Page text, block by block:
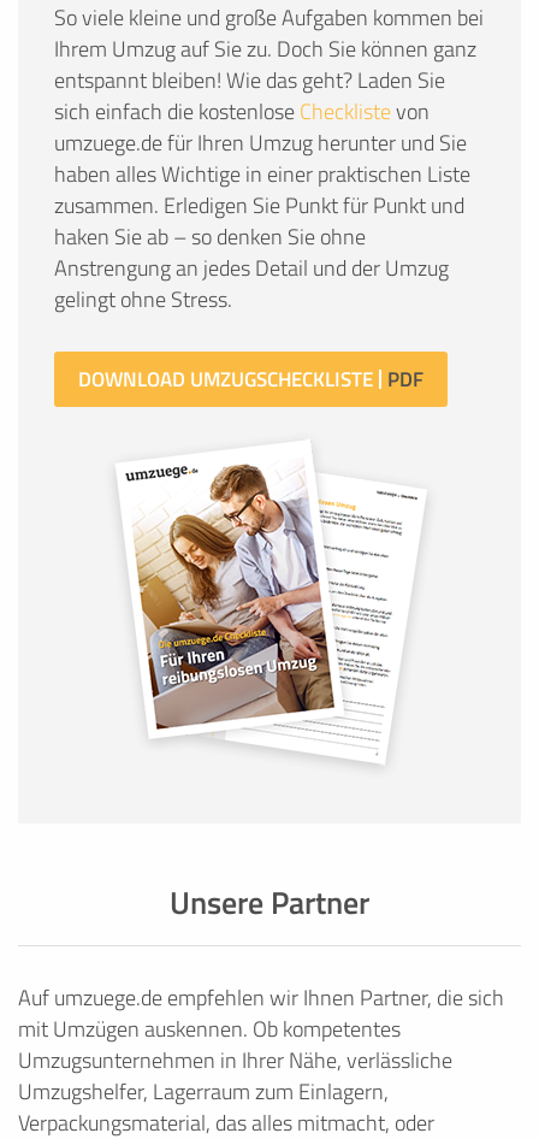
So viele kleine und große Aufgaben kommen bei
Ihrem Umzug auf Sie zu. Doch Sie können ganz
entspannt bleiben! Wie das geht? Laden Sie
sich einfach die kostenloseChecklistevon
umzuege.de für Ihren Umzug herunter und Sie
haben alles Wichtige in einer praktischen Liste
zusammen. Erledigen Sie Punkt für Punkt und
haken Sie ab – so denken Sie ohne
Anstrengung an jedes Detail und der Umzug
gelingt ohne Stress.
DOWNLOAD UMZUGSCHECKLISTE
Unsere Partner
Auf umzuege.de empfehlen wir Ihnen Partner, die sich
mit Umzügen auskennen. Ob kompetentes
Umzugsunternehmen in Ihrer Nähe, verlässliche
Umzugshelfer, Lagerraum zum Einlagern,
Verpackungsmaterial, das alles mitmacht, oder